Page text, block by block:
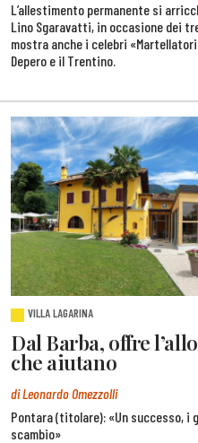
L’allestimento permanente si
Lino Sgaravatti, in occasione dei
mostra anche i celebri
Depero e il Trentino.
VILLA LAGARINA
Dal Barba, offre
che aiutano
di Leonardo Omezzolli
Pontara (titolare): «Un successo, i
scambio»